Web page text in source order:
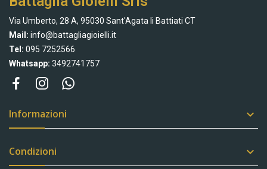
Via Umberto, 28 A, 95030 Sant'Agata li Battiati CT
Mail: info@battagliagioielli.it
Tel: 095 7252566
Whatsapp: 3492741757
Informazioni 
Condizioni 